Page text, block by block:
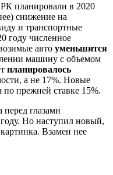
планировали в 2020
снижение на
и транспортные
году численное
авто уменьшится
машину с объемом
планировалось
а не 17%. Новые
прежней ставке 15%.
перед глазами
Но наступил новый,
Взамен нее